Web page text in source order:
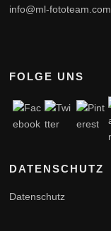
info@ml-fototeam.com
FOLGE UNS
DATENSCHUTZ
Datenschutz